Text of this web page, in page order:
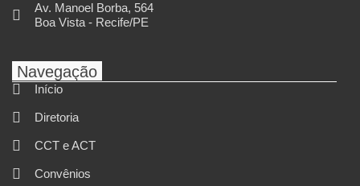
Av. Manoel Borba, 564
Boa Vista - Recife/PE
Navegação
Início
Diretoria
CCT e ACT
Convênios